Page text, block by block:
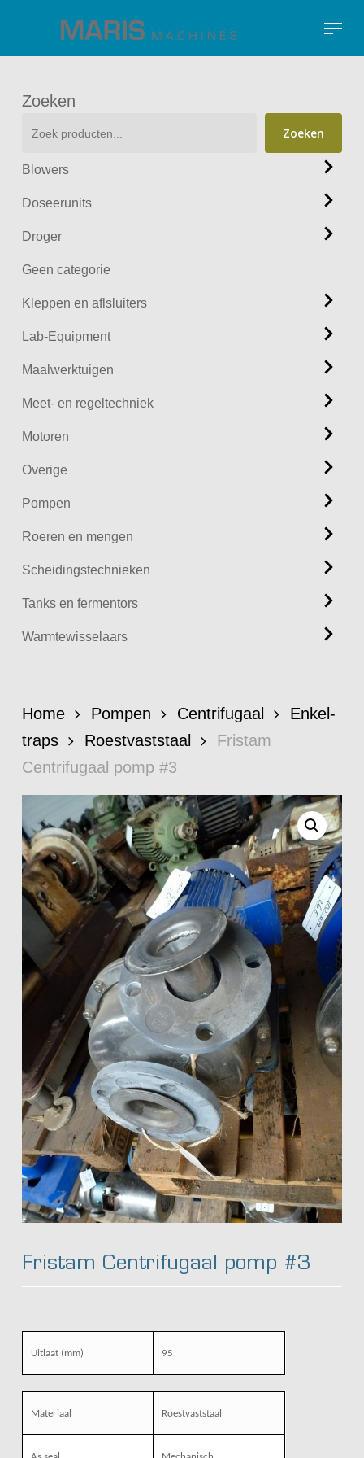
main
Menu
Zoeken
Zoeken
Blowers
Doseerunits
Droger
Geen categorie
Kleppen en aflsluiters
Lab-Equipment
Maalwerktuigen
Meet- en regeltechniek
Motoren
Overige
Pompen
Roeren en mengen
Scheidingstechnieken
Tanks en fermentors
Warmtewisselaars
Home Pompen Centrifugaal
Enkel-
traps
Roestvaststaal
Fristam
Centrifugaal pomp #3
Fristam Centrifugaal pomp #3
Uitlaat (mm) 95
Materiaal Roestvaststaal
Close